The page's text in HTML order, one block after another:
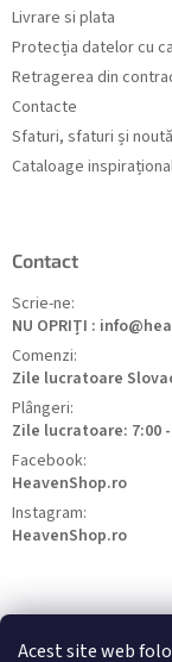
Acest site web
Livrare si plata
Protecția datelor cu
Retragerea din
Contacte
Sfaturi, sfaturi și
Cataloage
Contact
Scrie-ne:
NU OPRIȚI :
Comenzi:
Zile lucratoare
Plângeri:
Zile lucratoare: 7:00 -
Facebook:
HeavenShop.ro
Instagram:
HeavenShop.ro